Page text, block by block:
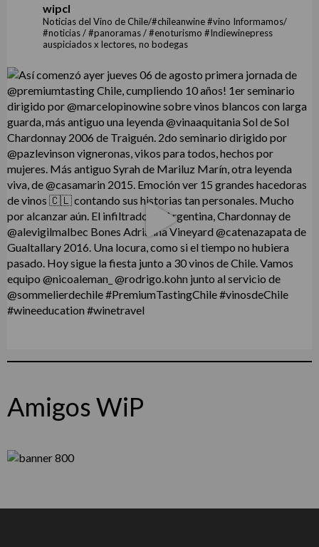
wipcl
Noticias del Vino de Chile/#chileanwine #vino Informamos/
#noticias / #panoramas / #enoturismo #Indiewinepress
auspiciados x lectores, no bodegas
Amigos WiP